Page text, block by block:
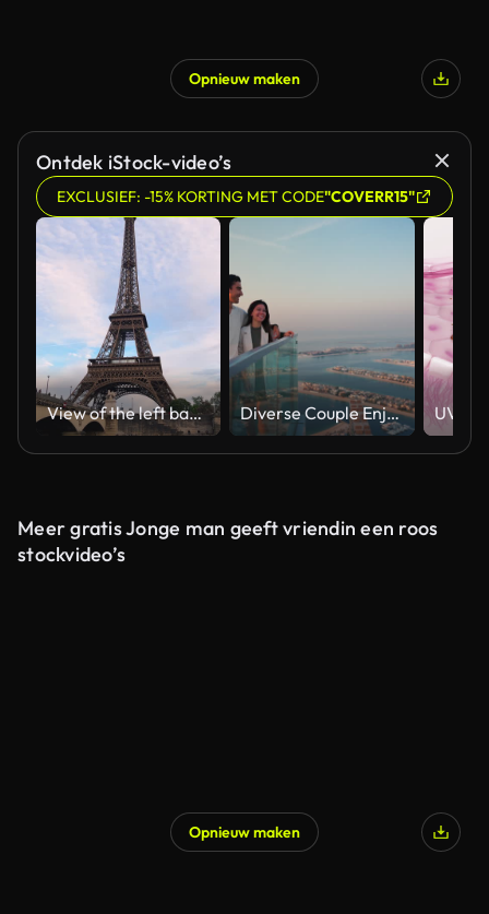
Opnieuw maken
Ontdek iStock-video’s
EXCLUSIEF: -15% KORTING MET CODE"COVERR15"
View of the left bank of the Seine River, the Eiffel Tower, boats sailing on the river, the Quai Jacques-Chirac embankment and Pont d'Iena, Jena Bridge spanning the River Seine of Paris, France. Diverse Couple Enjoying Sunset Views from High Rise Sky Deck Overlooking Palm Jumeirah
Meer gratis Jonge man geeft vriendin een roos
stockvideo’s
Opnieuw maken